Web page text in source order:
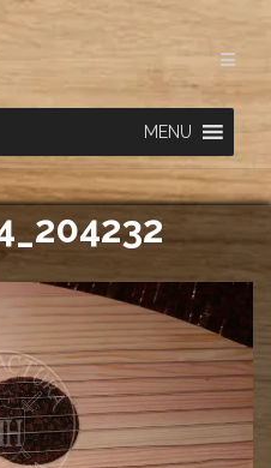
MENU